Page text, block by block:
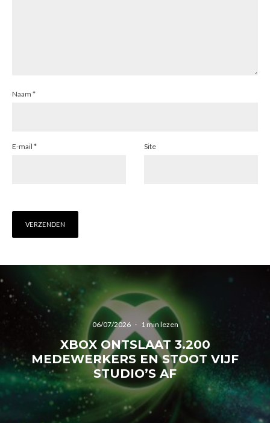
Naam *
E-mail * Site
06/07/2026 · 1 min lezen
XBOX ONTSLAAT 3.200
MEDEWERKERS EN STOOT VIJF
STUDIO’S AF